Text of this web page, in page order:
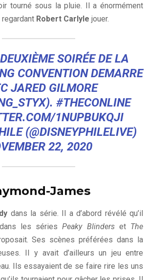
tourné sous la pluie. Il a énormément
Robert Carlyle jouer.
SOIRÉE DE LA
CONVENTION DEMARRE
JARED GILMORE
). #THECONLINE
1NUPBUKQJI
(@DISNEYPHILELIVE)
22, 2020
James
dans la série. Il a d’abord révélé qu’il
les sériesPeaky Blinderset The
Ses scènes préférées dans la
Il y avait d’ailleurs un jeu entre
Ils essayaient de se faire rire les uns